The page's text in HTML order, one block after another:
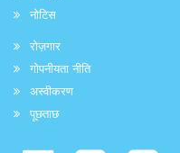
नोटिस
रोज़गार
गोपनीयता नीति
अस्वीकरण
पूछताछ